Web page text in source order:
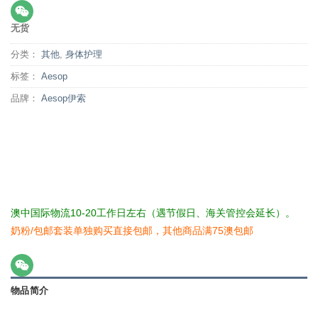
无货
分类： 其他, 身体护理
标签： Aesop
品牌： Aesop伊索
澳中国际物流10-20工作日左右（遇节假日、海关管控会延长）。
奶粉/包邮套装单独购买直接包邮，其他商品满75澳包邮
物品简介